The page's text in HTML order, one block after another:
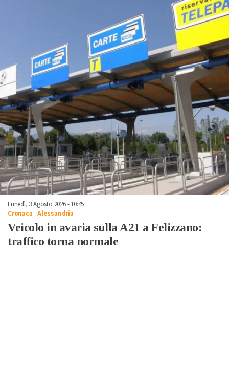
Lunedì, 3 Agosto 2026 - 10:45
Cronaca-Alessandria
Veicolo in avaria sulla A21 a Felizzano:
traffico torna normale